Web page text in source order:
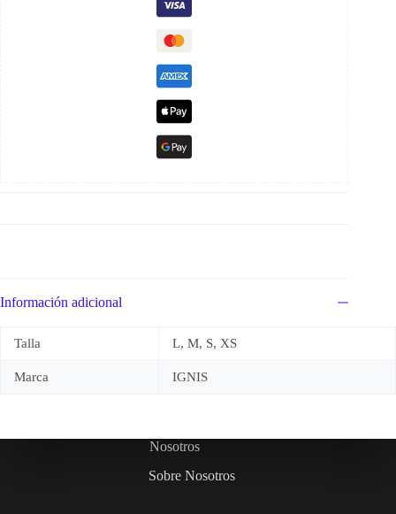
Información adicional
Talla L, M, S, XS
Marca IGNIS
Nosotros
Sobre Nosotros